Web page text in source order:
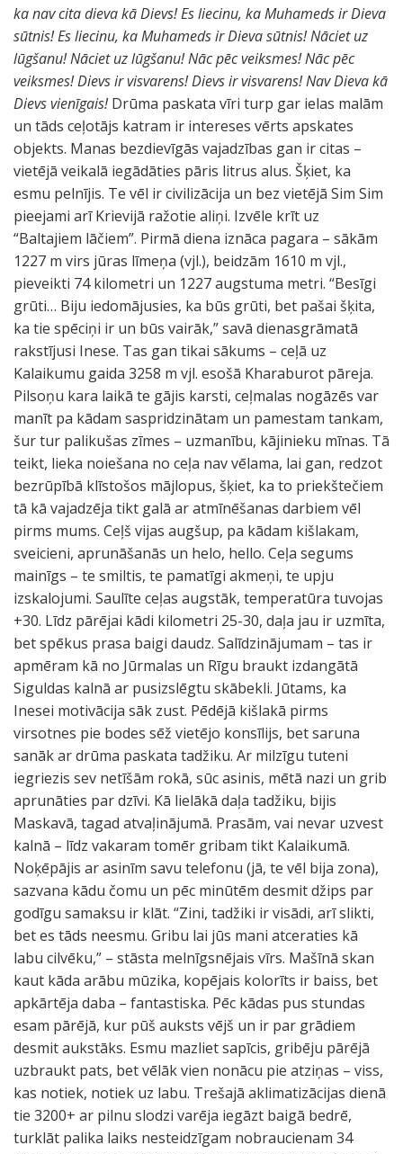
ka nav cita dieva kā Dievs! Es liecinu, ka Muhameds ir Dieva
sūtnis! Es liecinu, ka Muhameds ir Dieva sūtnis! Nāciet uz
lūgšanu! Nāciet uz lūgšanu! Nāc pēc veiksmes! Nāc pēc
veiksmes! Dievs ir visvarens! Dievs ir visvarens! Nav Dieva kā
Dievs vienīgais!Drūma paskata vīri turp gar ielas malām
un tāds ceļotājs katram ir intereses vērts apskates
objekts. Manas bezdievīgās vajadzības gan ir citas –
vietējā veikalā iegādāties pāris litrus alus. Šķiet, ka
esmu pelnījis. Te vēl ir civilizācija un bez vietējā Sim Sim
pieejami arī Krievijā ražotie aliņi. Izvēle krīt uz
“Baltajiem lāčiem”. Pirmā diena iznāca pagara – sākām
1227 m virs jūras līmeņa (vjl.), beidzām 1610 m vjl.,
pieveikti 74 kilometri un 1227 augstuma metri. “Besīgi
grūti… Biju iedomājusies, ka būs grūti, bet pašai šķita,
ka tie spēciņi ir un būs vairāk,” savā dienasgrāmatā
rakstījusi Inese. Tas gan tikai sākums – ceļā uz
Kalaikumu gaida 3258 m vjl. esošā Kharaburot pāreja.
Pilsoņu kara laikā te gājis karsti, ceļmalas nogāzēs var
manīt pa kādam saspridzinātam un pamestam tankam,
šur tur palikušas zīmes – uzmanību, kājinieku mīnas. Tā
teikt, lieka noiešana no ceļa nav vēlama, lai gan, redzot
bezrūpībā klīstošos mājlopus, šķiet, ka to priekštečiem
tā kā vajadzēja tikt galā ar atmīnēšanas darbiem vēl
pirms mums. Ceļš vijas augšup, pa kādam kišlakam,
sveicieni, aprunāšanās un helo, hello. Ceļa segums
mainīgs – te smiltis, te pamatīgi akmeņi, te upju
izskalojumi. Saulīte ceļas augstāk, temperatūra tuvojas
+30. Līdz pārējai kādi kilometri 25-30, daļa jau ir uzmīta,
bet spēkus prasa baigi daudz. Salīdzinājumam – tas ir
apmēram kā no Jūrmalas un Rīgu braukt izdangātā
Siguldas kalnā ar pusizslēgtu skābekli. Jūtams, ka
Inesei motivācija sāk zust. Pēdējā kišlakā pirms
virsotnes pie bodes sēž vietējo konsīlijs, bet saruna
sanāk ar drūma paskata tadžiku. Ar milzīgu tuteni
iegriezis sev netīšām rokā, sūc asinis, mētā nazi un grib
aprunāties par dzīvi. Kā lielākā daļa tadžiku, bijis
Maskavā, tagad atvaļinājumā. Prasām, vai nevar uzvest
kalnā – līdz vakaram tomēr gribam tikt Kalaikumā.
Noķēpājis ar asinīm savu telefonu (jā, te vēl bija zona),
sazvana kādu čomu un pēc minūtēm desmit džips par
godīgu samaksu ir klāt. “Zini, tadžiki ir visādi, arī slikti,
bet es tāds neesmu. Gribu lai jūs mani atceraties kā
labu cilvēku,” – stāsta melnīgsnējais vīrs. Mašīnā skan
kaut kāda arābu mūzika, kopējais kolorīts ir baiss, bet
apkārtēja daba – fantastiska. Pēc kādas pus stundas
esam pārējā, kur pūš auksts vējš un ir par grādiem
desmit aukstāks. Esmu mazliet sapīcis, gribēju pārējā
uzbraukt pats, bet vēlāk vien nonācu pie atziņas – viss,
kas notiek, notiek uz labu. Trešajā aklimatizācijas dienā
tie 3200+ ar pilnu slodzi varēja iegāzt baigā bedrē,
turklāt palika laiks nesteidzīgam nobraucienam 34